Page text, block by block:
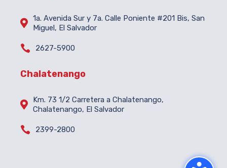
 1a. Avenida Sur y 7a. Calle Poniente #201 Bis, San
Miguel, El Salvador
 2627-5900
Chalatenango

Km. 73 1/2 Carretera a Chalatenango,
Chalatenango, El Salvador
 2399-2800